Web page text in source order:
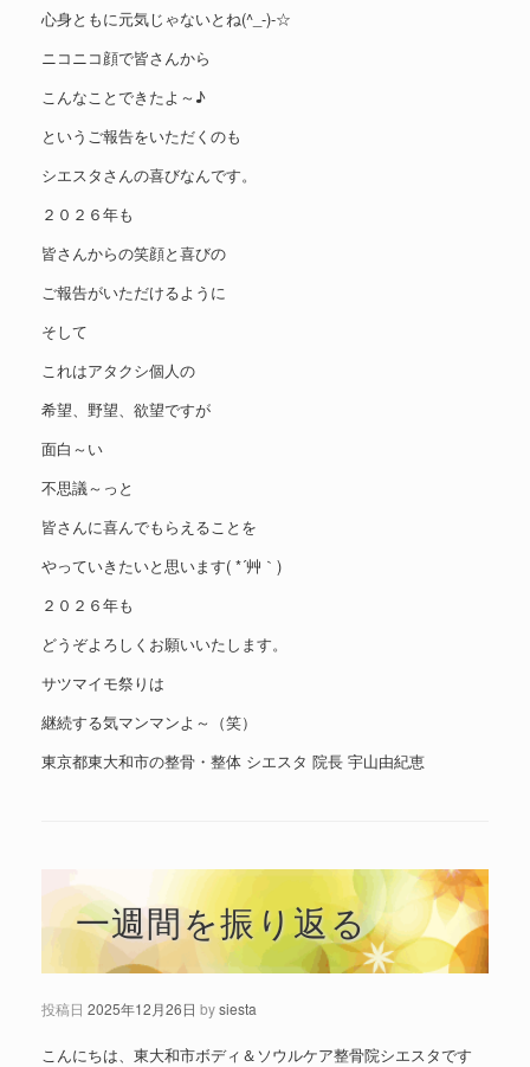
心身ともに元気じゃないとね(^_-)-☆
ニコニコ顔で皆さんから
こんなことできたよ～♪
というご報告をいただくのも
シエスタさんの喜びなんです。
２０２６年も
皆さんからの笑顔と喜びの
ご報告がいただけるように
そして
これはアタクシ個人の
希望、野望、欲望ですが
面白～い
不思議～っと
皆さんに喜んでもらえることを
やっていきたいと思います( *´艸｀)
２０２６年も
どうぞよろしくお願いいたします。
サツマイモ祭りは
継続する気マンマンよ～（笑）
東京都東大和市の整骨・整体 シエスタ 院長 宇山由紀恵
一週間を振り返る
投稿日 2025年12月26日 bysiesta
こんにちは、東大和市ボディ＆ソウルケア整骨院シエスタです